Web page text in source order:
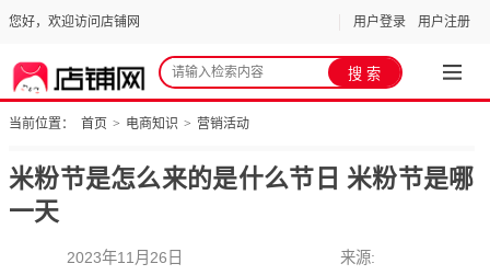
您好，欢迎访问店铺网 用户登录 用户注册
当前位置： 首页 > 电商知识 > 营销活动
米粉节是怎么来的是什么节日 米粉节是哪
一天
2023年11月26日 来源: